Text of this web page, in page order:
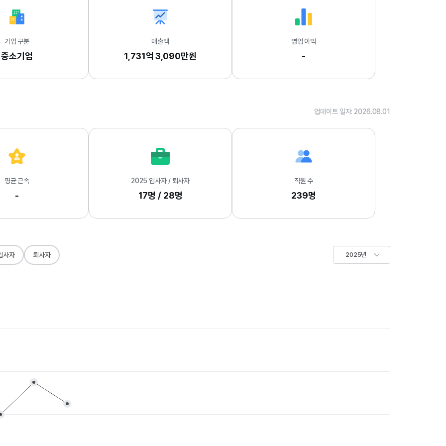
기업 구분
중소기업
매출액
1,731억 3,090만원
영업 이익
-
업데이트 일자: 2026.08.01
평균 근속
-
2025 입사자 / 퇴사자
17명 / 28명
직원 수
239명
사자 퇴사자 2025년